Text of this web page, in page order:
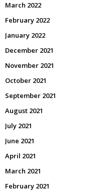
March 2022
February 2022
January 2022
December 2021
November 2021
October 2021
September 2021
August 2021
July 2021
June 2021
April 2021
March 2021
February 2021